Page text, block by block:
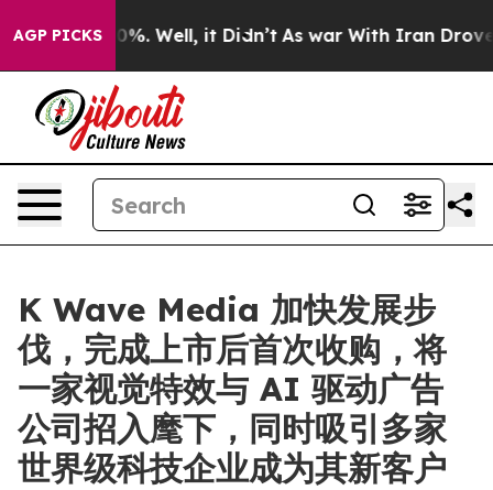
AGP PICKS
40%. Well, it Didn’t As war With Iran Drove oil
K Wave Media 加快发展步
伐，完成上市后首次收购，将
一家视觉特效与 AI 驱动广告
公司招入麾下，同时吸引多家
世界级科技企业成为其新客户